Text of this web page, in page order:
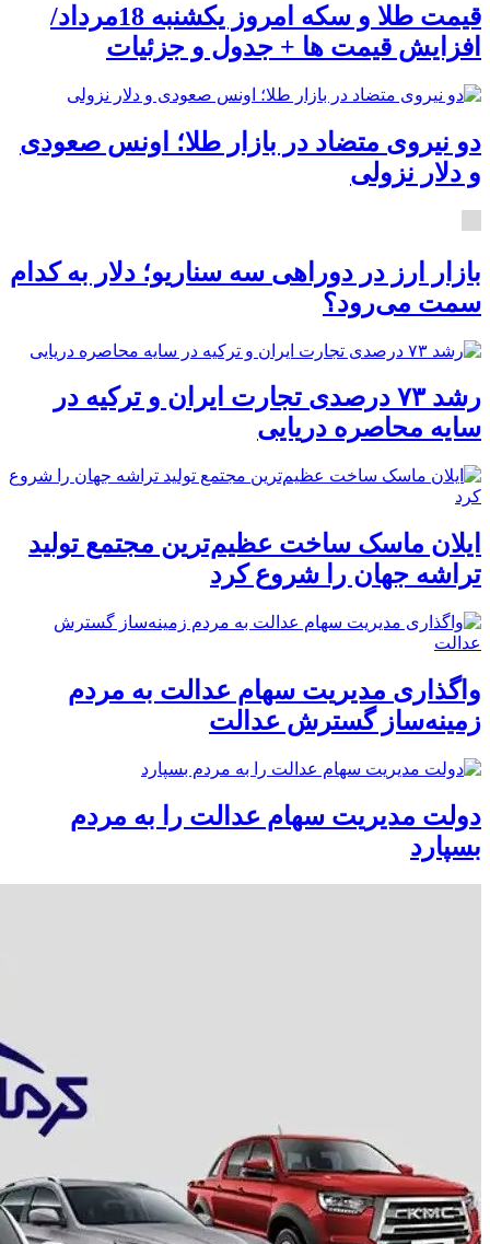
قیمت طلا و سکه امروز یکشنبه 18مرداد/
افزایش قیمت ها + جدول و جزئیات
دو نیروی متضاد در بازار طلا؛ اونس صعودی
و دلار نزولی
بازار ارز در دوراهی سه سناریو؛ دلار به کدام
سمت می‌رود؟
رشد ۷۳ درصدی تجارت ایران و ترکیه در
سایه محاصره دریایی
ایلان ماسک ساخت عظیم‌ترین مجتمع تولید
تراشه جهان را شروع کرد
واگذاری مدیریت سهام عدالت به مردم
زمینه‌ساز گسترش عدالت
دولت مدیریت سهام عدالت را به مردم
بسپارد